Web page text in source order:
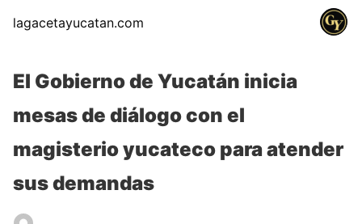
lagacetayucatan.com
El Gobierno de Yucatán inicia
mesas de diálogo con el
magisterio yucateco para atender
sus demandas